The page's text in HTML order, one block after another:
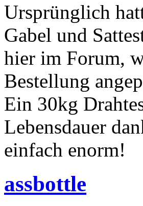
Ursprünglich
Gabel und
hier im Forum,
Bestellung
Ein 30kg
Lebensdauer
einfach enorm!
assbottle